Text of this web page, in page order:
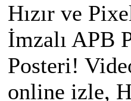
Hızır ve
İmzalı APB
Posteri!
online izle,